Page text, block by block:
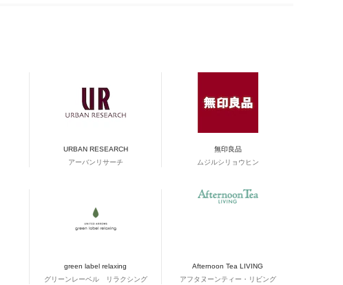
URBAN RESEARCH
アーバンリサーチ
無印良品
ムジルシリョウヒン
green label relaxing
グリーンレーベル リラクシング
Afternoon Tea LIVING
アフタヌーンティー・リビング